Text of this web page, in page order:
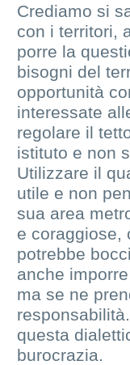
Crediamo si
con i territori,
porre la
bisogni del
opportunità
interessate
regolare il
istituto e non
Utilizzare il
utile e non
sua area
e coraggiose,
potrebbe
anche
ma se ne
questa
burocrazia.